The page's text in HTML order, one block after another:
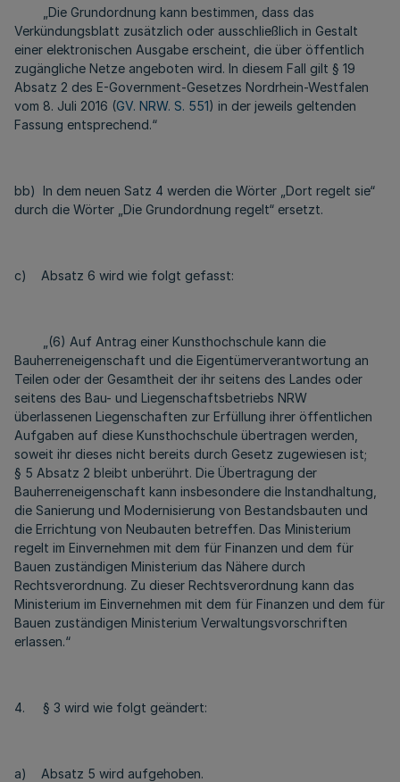
„Die Grundordnung kann bestimmen, dass das
Verkündungsblatt zusätzlich oder ausschließlich in Gestalt
einer elektronischen Ausgabe erscheint, die über öffentlich
zugängliche Netze angeboten wird. In diesem Fall gilt § 19
Absatz 2 des E-Government-Gesetzes Nordrhein-Westfalen
vom 8. Juli 2016 (GV. NRW. S. 551) in der jeweils geltenden
Fassung entsprechend.“
bb) In dem neuen Satz 4 werden die Wörter „Dort regelt sie“
durch die Wörter „Die Grundordnung regelt“ ersetzt.
c) Absatz 6 wird wie folgt gefasst:
„(6) Auf Antrag einer Kunsthochschule kann die
Bauherreneigenschaft und die Eigentümerverantwortung an
Teilen oder der Gesamtheit der ihr seitens des Landes oder
seitens des Bau- und Liegenschaftsbetriebs NRW
überlassenen Liegenschaften zur Erfüllung ihrer öffentlichen
Aufgaben auf diese Kunsthochschule übertragen werden,
soweit ihr dieses nicht bereits durch Gesetz zugewiesen ist;
§ 5 Absatz 2 bleibt unberührt. Die Übertragung der
Bauherreneigenschaft kann insbesondere die Instandhaltung,
die Sanierung und Modernisierung von Bestandsbauten und
die Errichtung von Neubauten betreffen. Das Ministerium
regelt im Einvernehmen mit dem für Finanzen und dem für
Bauen zuständigen Ministerium das Nähere durch
Rechtsverordnung. Zu dieser Rechtsverordnung kann das
Ministerium im Einvernehmen mit dem für Finanzen und dem für
Bauen zuständigen Ministerium Verwaltungsvorschriften
erlassen.“
4. § 3 wird wie folgt geändert:
a) Absatz 5 wird aufgehoben.